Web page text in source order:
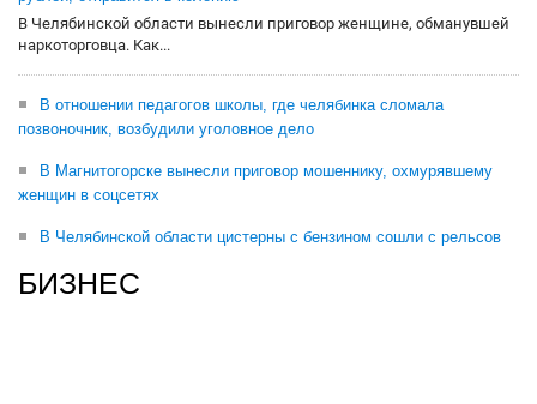
В Челябинской области вынесли приговор женщине, обманувшей
наркоторговца. Как...
В отношении педагогов школы, где челябинка сломала
позвоночник, возбудили уголовное дело
В Магнитогорске вынесли приговор мошеннику, охмурявшему
женщин в соцсетях
В Челябинской области цистерны с бензином сошли с рельсов
БИЗНЕС